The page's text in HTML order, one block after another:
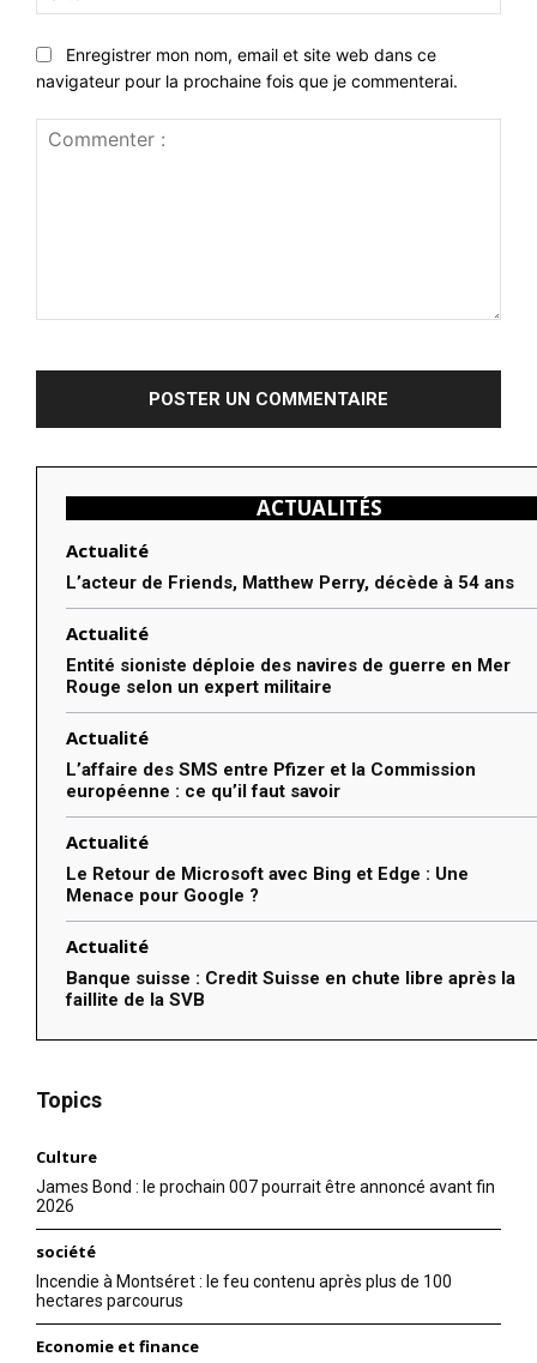
:
Enregistrer mon nom, email et site web dans ce
navigateur pour la prochaine fois que je commenterai.
ACTUALITÉS
Actualité
L’acteur de Friends, Matthew Perry, décède à 54 ans
Actualité
Entité sioniste déploie des navires de guerre en Mer
Rouge selon un expert militaire
Actualité
L’affaire des SMS entre Pfizer et la Commission
européenne : ce qu’il faut savoir
Actualité
Le Retour de Microsoft avec Bing et Edge : Une
Menace pour Google ?
Actualité
Banque suisse : Credit Suisse en chute libre après la
faillite de la SVB
Topics
Culture
James Bond : le prochain 007 pourrait être annoncé avant fin
2026
société
Incendie à Montséret : le feu contenu après plus de 100
hectares parcourus
Economie et finance